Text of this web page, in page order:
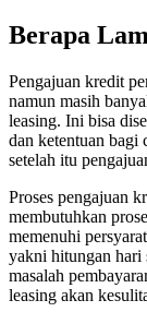
Berapa
Pengajuan kredit
namun masih
leasing. Ini bisa
dan ketentuan bagi
setelah itu
Proses pengajuan
membutuhkan
memenuhi
yakni hitungan hari
masalah
leasing akan